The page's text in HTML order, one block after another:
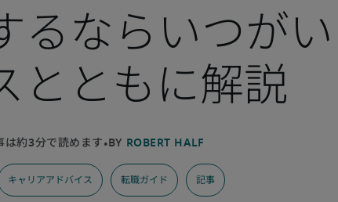
るならいつが
とともに解説
キャリアアドバイス 転職ガイド 記事